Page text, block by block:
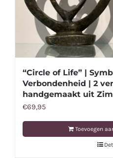
“Circle of Life” |
Verbondenheid | 2
handgemaakt uit
€69,95
Toevoegen